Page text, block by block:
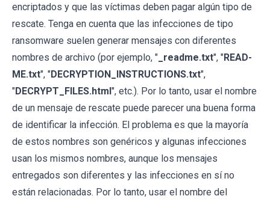
encriptados y que las víctimas deben pagar algún tipo de
rescate. Tenga en cuenta que las infecciones de tipo
ransomware suelen generar mensajes con diferentes
nombres de archivo (por ejemplo, " _readme.txt", "READ-
ME.txt", "DECRYPTION_INSTRUCTIONS.txt",
"DECRYPT_FILES.html", etc.). Por lo tanto, usar el nombre
de un mensaje de rescate puede parecer una buena forma
de identificar la infección. El problema es que la mayoría
de estos nombres son genéricos y algunas infecciones
usan los mismos nombres, aunque los mensajes
entregados son diferentes y las infecciones en sí no
están relacionadas. Por lo tanto, usar el nombre del